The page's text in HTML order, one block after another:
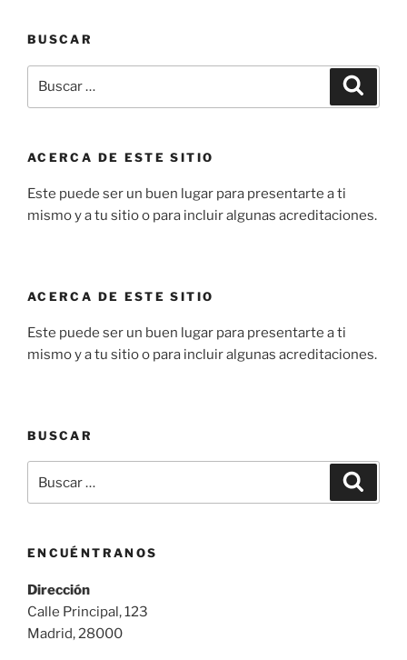
BUSCAR
por:
ACERCA DE ESTE SITIO
Este puede ser un buen lugar para presentarte a ti
mismo y a tu sitio o para incluir algunas acreditaciones.
ACERCA DE ESTE SITIO
Este puede ser un buen lugar para presentarte a ti
mismo y a tu sitio o para incluir algunas acreditaciones.
BUSCAR
por:
ENCUÉNTRANOS
Dirección
Calle Principal, 123
Madrid, 28000